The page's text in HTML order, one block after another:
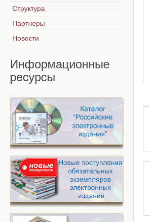
Структура
Партнеры
Новости
Информационные
ресурсы